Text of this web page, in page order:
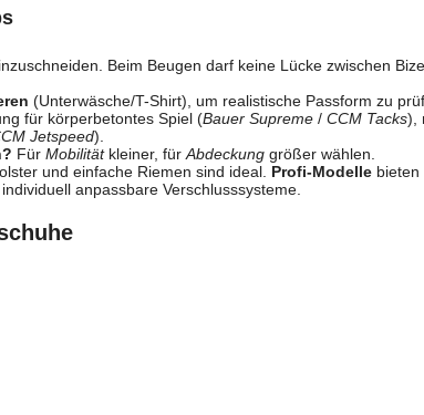
Beim Beugen darf keine Lücke zwischen
(Unterwäsche/T-Shirt), um realistische Passform zu
für körperbetontes Spiel (Bauer Supreme / CCM Tacks),
Jetspeed).
Für Mobilitätkleiner, für Abdeckung größer wählen.
und einfache Riemen sind ideal. Profi-Modelle bieten
anpassbare Verschlusssysteme.